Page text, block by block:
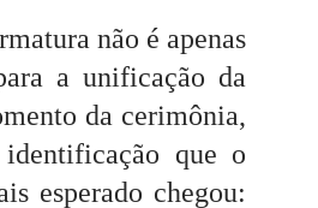
não é apenas
a unificação da
da cerimônia,
que o
esperado chegou: